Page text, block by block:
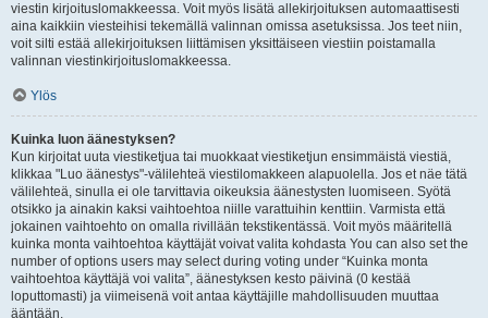
viestin kirjoituslomakkeessa. Voit myös lisätä allekirjoituksen automaattisesti
aina kaikkiin viesteihisi tekemällä valinnan omissa asetuksissa. Jos teet niin,
voit silti estää allekirjoituksen liittämisen yksittäiseen viestiin poistamalla
valinnan viestinkirjoituslomakkeessa.
Ylös
Kuinka luon äänestyksen?
Kun kirjoitat uuta viestiketjua tai muokkaat viestiketjun ensimmäistä viestiä,
klikkaa "Luo äänestys"-välilehteä viestilomakkeen alapuolella. Jos et näe tätä
välilehteä, sinulla ei ole tarvittavia oikeuksia äänestysten luomiseen. Syötä
otsikko ja ainakin kaksi vaihtoehtoa niille varattuihin kenttiin. Varmista että
jokainen vaihtoehto on omalla rivillään tekstikentässä. Voit myös määritellä
kuinka monta vaihtoehtoa käyttäjät voivat valita kohdasta You can also set the
number of options users may select during voting under “Kuinka monta
vaihtoehtoa käyttäjä voi valita”, äänestyksen kesto päivinä (0 kestää
loputtomasti) ja viimeisenä voit antaa käyttäjille mahdollisuuden muuttaa
ääntään.